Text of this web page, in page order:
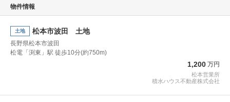
物件情報
土地 松本市波田 土地
長野県松本市波田
松電「渕東」駅 徒歩10分(約750m)
1,200 万円
松本営業所
積水ハウス不動産株式会社